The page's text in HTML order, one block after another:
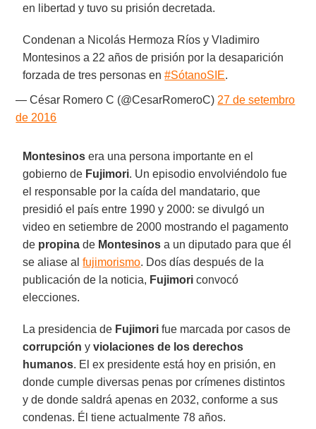
en libertad y tuvo su prisión decretada.
Condenan a Nicolás Hermoza Ríos y Vladimiro
Montesinos a 22 años de prisión por la desaparición
forzada de tres personas en#SótanoSIE.
— César Romero C (@CesarRomeroC) 27 de setembro
de 2016
Montesinos era una persona importante en el
gobierno de Fujimori. Un episodio envolviéndolo fue
el responsable por la caída del mandatario, que
presidió el país entre 1990 y 2000: se divulgó un
video en setiembre de 2000 mostrando el pagamento
de propina de Montesinos a un diputado para que él
se aliase alfujimorismo. Dos días después de la
publicación de la noticia, Fujimori convocó
elecciones.
La presidencia de Fujimori fue marcada por casos de
corrupción yviolaciones de los derechos
humanos. El ex presidente está hoy en prisión, en
donde cumple diversas penas por crímenes distintos
y de donde saldrá apenas en 2032, conforme a sus
condenas. Él tiene actualmente 78 años.